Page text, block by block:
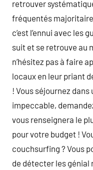
retrouver
fréquentés
c’est l’ennui avec les
suit et se retrouve au
n’hésitez pas à faire
locaux en leur priant
! Vous séjournez dans
impeccable,
vous renseignera le
pour votre budget !
couchsurfing ? Vous
de détecter les génial